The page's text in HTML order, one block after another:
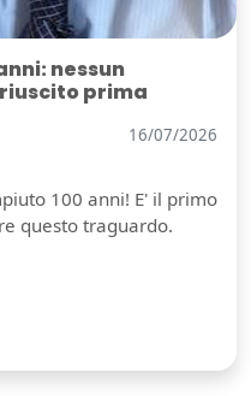
nessun
prima
16/07/2026
100 anni! E' il primo
questo traguardo.